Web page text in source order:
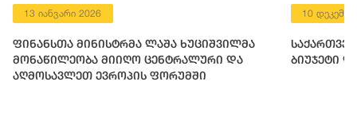
13 იანვარი 2026
ფინანსთა მინისტრმა ლაშა ხუციშვილმა
მონაწილეობა მიიღო ცენტრალური და
აღმოსავლეთ ევროპის ფორუმში
10
ბიუჯეტი